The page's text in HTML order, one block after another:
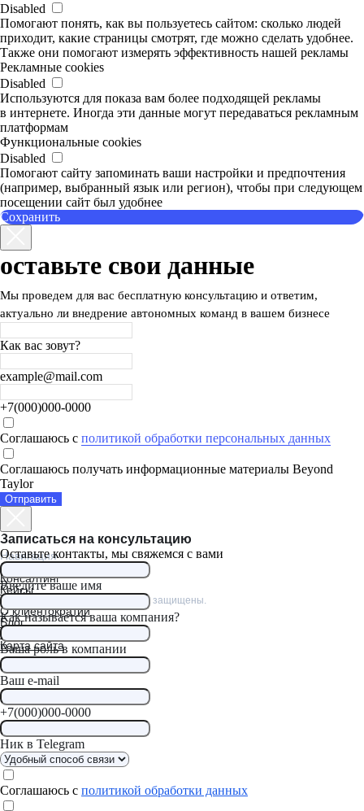
Навигация
Обучение
Консалтинг
Кейсы
© Beyond Taylor 2026. Все права защищены.
О клиентократии
Блог
Пройти тест
Карта сайта
Disabled
Помогают понять, как вы пользуетесь сайтом: сколько людей
приходит, какие страницы смотрят, где можно сделать удобнее.
Также они помогают измерять эффективность нашей рекламы
Рекламные cookies
Disabled
Используются для показа вам более подходящей рекламы
в интернете. Иногда эти данные могут передаваться рекламным
платформам
Функциональные cookies
Disabled
Помогают сайту запоминать ваши настройки и предпочтения
(например, выбранный язык или регион), чтобы при следующем
посещении сайт был удобнее
Сохранить
оставьте свои данные
Мы проведем для вас бесплатную консультацию и ответим,
актуально ли внедрение автономных команд в вашем бизнесе
Как вас зовут?
example@mail.com
+7(000)000-0000
Соглашаюсь c политикой обработки персональных данных
Соглашаюсь получать информационные материалы Beyond
Taylor
Отправить
Записаться на консультацию
Оставьте контакты, мы свяжемся с вами
Введите ваше имя
Как называется ваша компания?
Ваша роль в компании
Ваш e-mail
+7(000)000-0000
Ник в Telegram
Соглашаюсь с политикой обработки данных